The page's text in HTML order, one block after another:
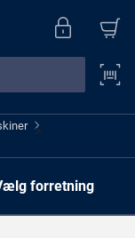
>
forretning